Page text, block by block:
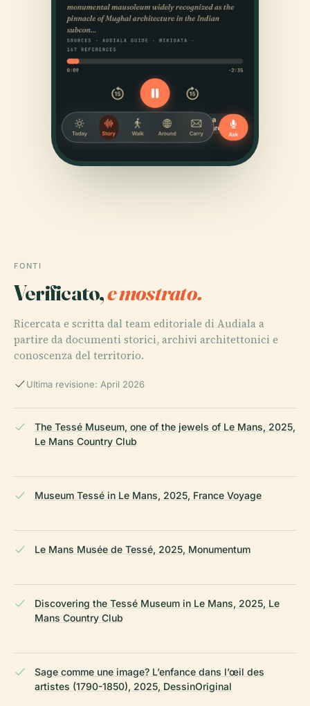
FONTI
Verificato,e mostrato.
Ricercata e scritta dal team editoriale di Audiala a
partire da documenti storici, archivi architettonici e
conoscenza del territorio.
Ultima revisione: April 2026
The Tessé Museum, one of the jewels of Le Mans, 2025,
Le Mans Country Club
Museum Tessé in Le Mans, 2025, France Voyage
Le Mans Musée de Tessé, 2025, Monumentum
Discovering the Tessé Museum in Le Mans, 2025, Le
Mans Country Club
Sage comme une image? L’enfance dans l’œil des
artistes (1790-1850), 2025, DessinOriginal